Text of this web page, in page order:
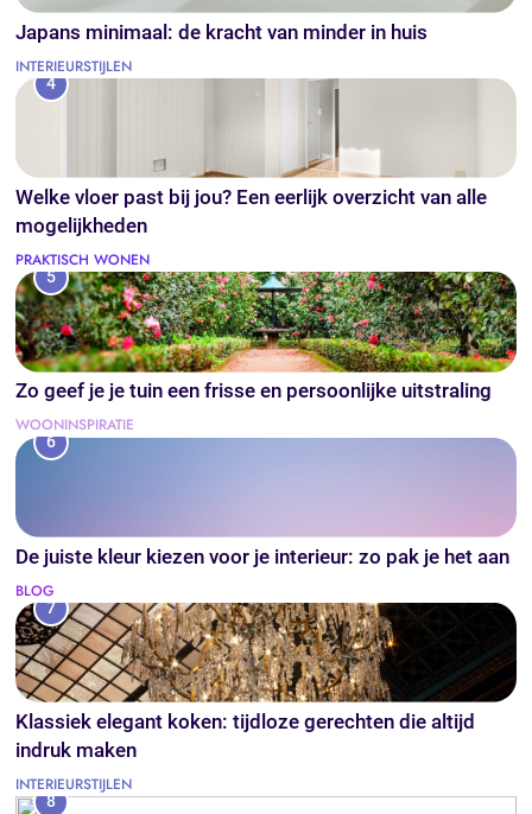
Japans minimaal: de kracht van minder in huis
INTERIEURSTIJLEN
4
Welke vloer past bij jou? Een eerlijk overzicht van alle
mogelijkheden
PRAKTISCH WONEN
5
Zo geef je je tuin een frisse en persoonlijke uitstraling
WOONINSPIRATIE
6
De juiste kleur kiezen voor je interieur: zo pak je het aan
BLOG
7
Klassiek elegant koken: tijdloze gerechten die altijd
indruk maken
INTERIEURSTIJLEN
8